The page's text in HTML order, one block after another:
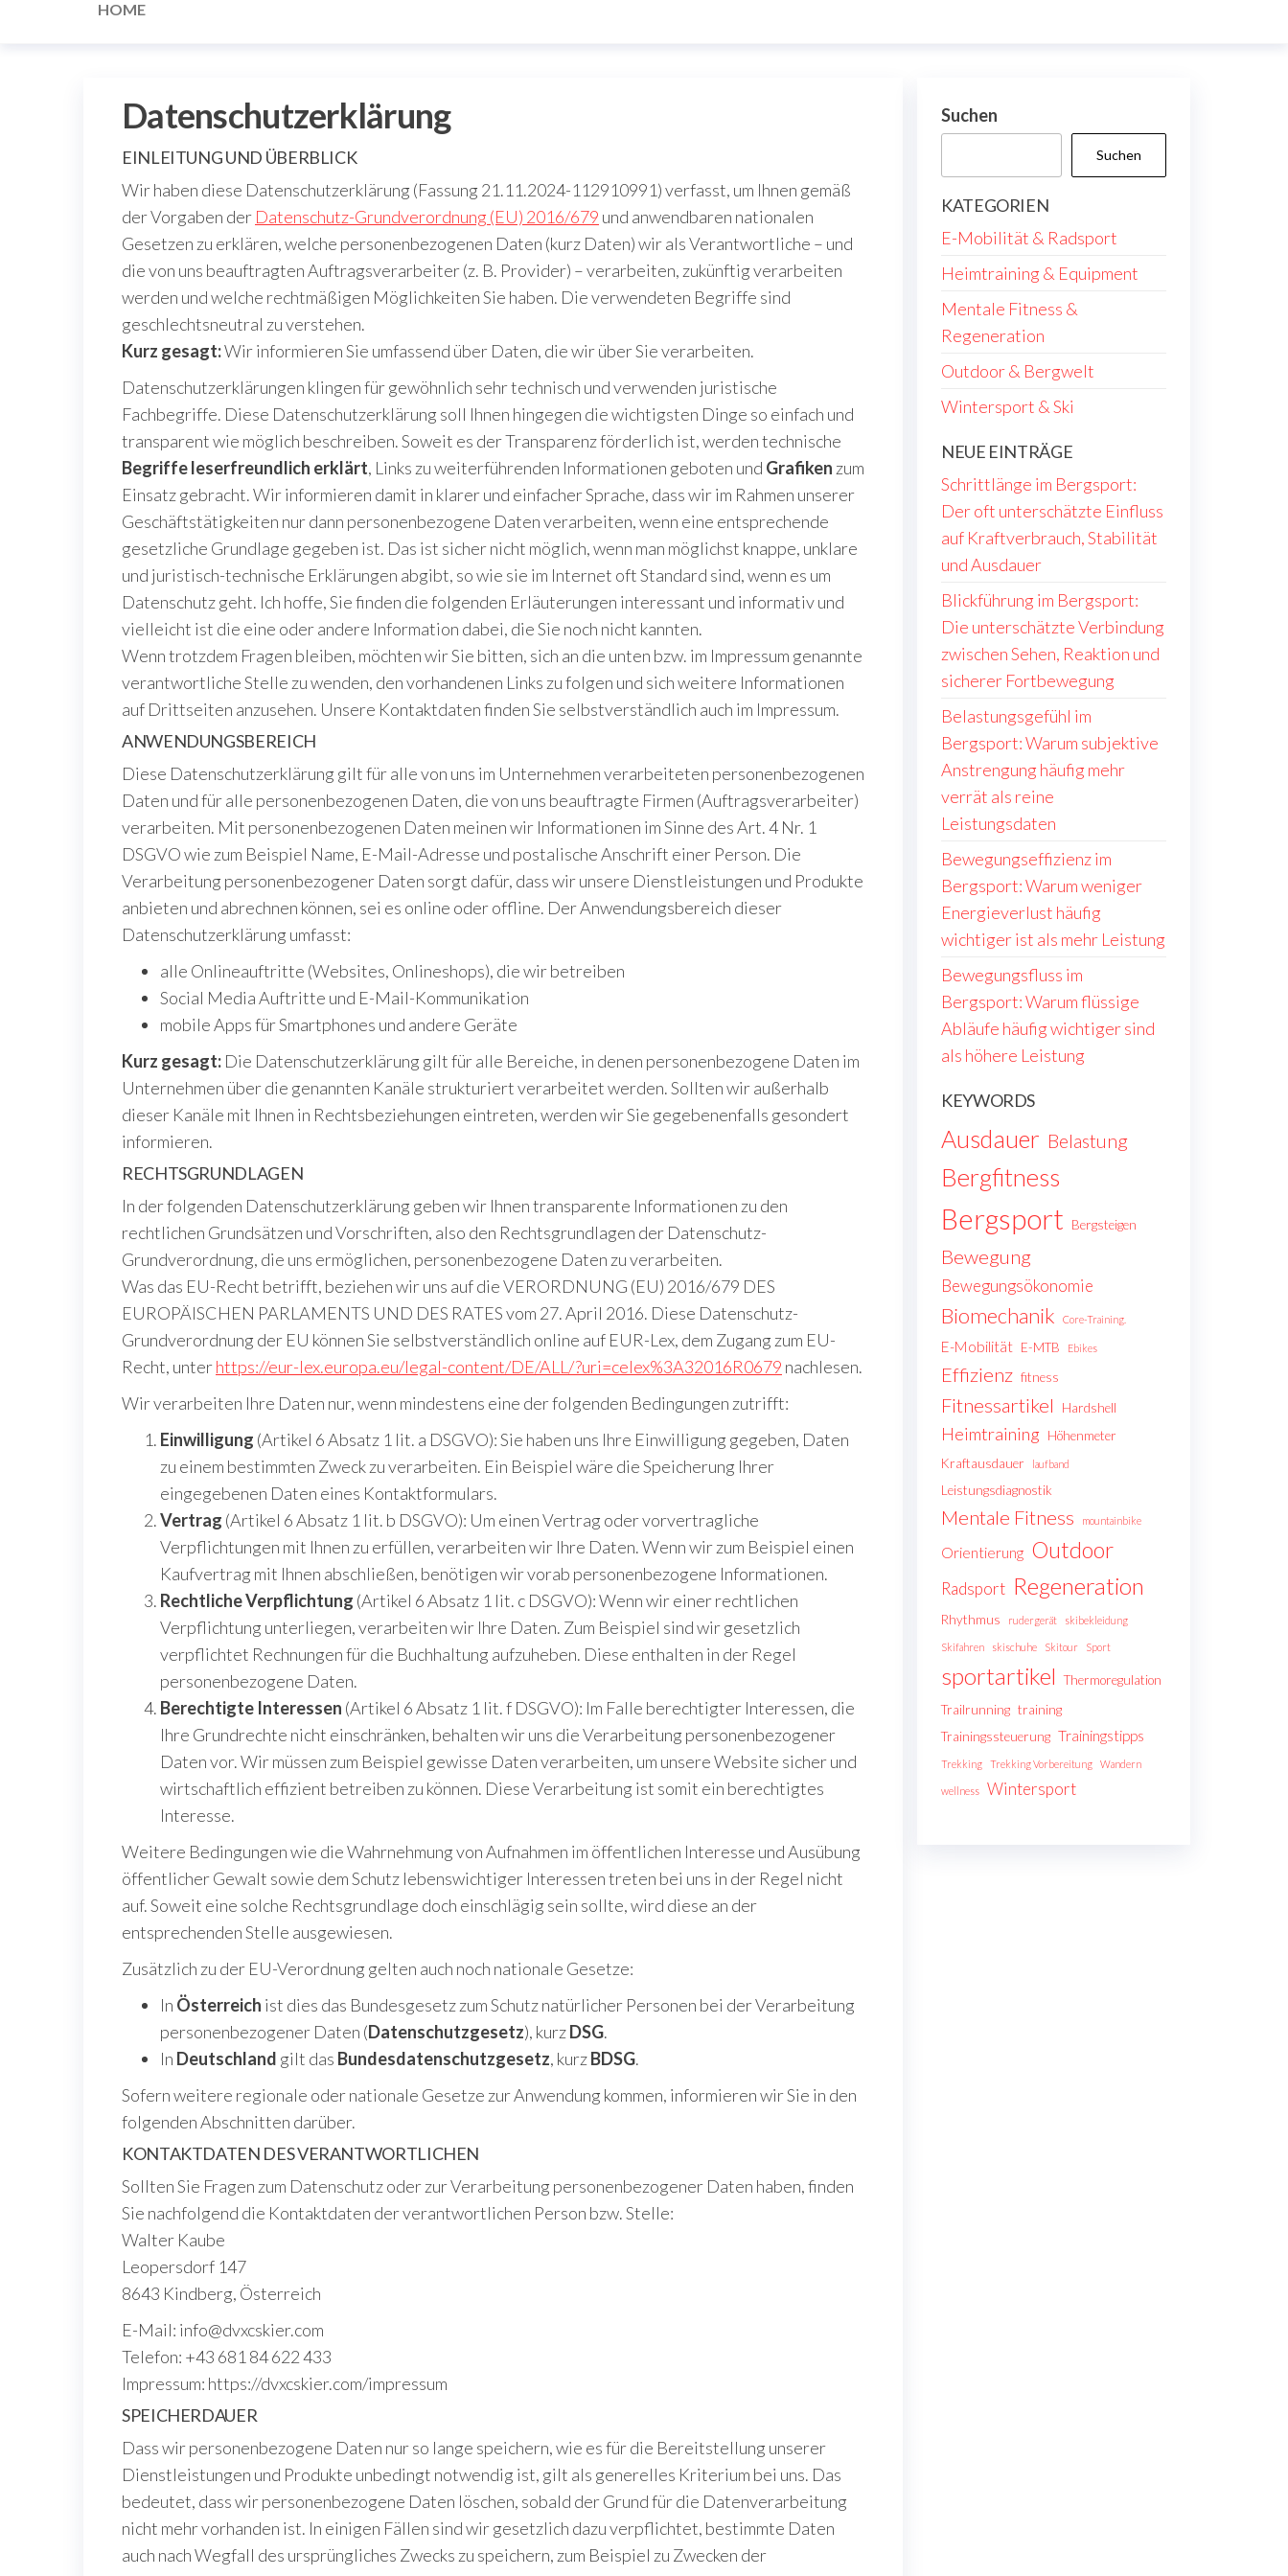
HOME
Datenschutzerklärung
EINLEITUNG UND ÜBERBLICK
Wir haben diese Datenschutzerklärung (Fassung 21.11.2024-112910991) verfasst, um Ihnen gemäß
der Vorgaben der Datenschutz-Grundverordnung (EU) 2016/679 und anwendbaren nationalen
Gesetzen zu erklären, welche personenbezogenen Daten (kurz Daten) wir als Verantwortliche – und
die von uns beauftragten Auftragsverarbeiter (z. B. Provider) – verarbeiten, zukünftig verarbeiten
werden und welche rechtmäßigen Möglichkeiten Sie haben. Die verwendeten Begriffe sind
geschlechtsneutral zu verstehen.
Kurz gesagt:Wir informieren Sie umfassend über Daten, die wir über Sie verarbeiten.
Datenschutzerklärungen klingen für gewöhnlich sehr technisch und verwenden juristische
Fachbegriffe. Diese Datenschutzerklärung soll Ihnen hingegen die wichtigsten Dinge so einfach und
transparent wie möglich beschreiben. Soweit es der Transparenz förderlich ist, werden technische
Begriffe leserfreundlich erklärt, Links zu weiterführenden Informationen geboten und Grafiken zum
Einsatz gebracht. Wir informieren damit in klarer und einfacher Sprache, dass wir im Rahmen unserer
Geschäftstätigkeiten nur dann personenbezogene Daten verarbeiten, wenn eine entsprechende
gesetzliche Grundlage gegeben ist. Das ist sicher nicht möglich, wenn man möglichst knappe, unklare
und juristisch-technische Erklärungen abgibt, so wie sie im Internet oft Standard sind, wenn es um
Datenschutz geht. Ich hoffe, Sie finden die folgenden Erläuterungen interessant und informativ und
vielleicht ist die eine oder andere Information dabei, die Sie noch nicht kannten.
Wenn trotzdem Fragen bleiben, möchten wir Sie bitten, sich an die unten bzw. im Impressum genannte
verantwortliche Stelle zu wenden, den vorhandenen Links zu folgen und sich weitere Informationen
auf Drittseiten anzusehen. Unsere Kontaktdaten finden Sie selbstverständlich auch im Impressum.
ANWENDUNGSBEREICH
Diese Datenschutzerklärung gilt für alle von uns im Unternehmen verarbeiteten personenbezogenen
Daten und für alle personenbezogenen Daten, die von uns beauftragte Firmen (Auftragsverarbeiter)
verarbeiten. Mit personenbezogenen Daten meinen wir Informationen im Sinne des Art. 4 Nr. 1
DSGVO wie zum Beispiel Name, E-Mail-Adresse und postalische Anschrift einer Person. Die
Verarbeitung personenbezogener Daten sorgt dafür, dass wir unsere Dienstleistungen und Produkte
anbieten und abrechnen können, sei es online oder offline. Der Anwendungsbereich dieser
Datenschutzerklärung umfasst:
alle Onlineauftritte (Websites, Onlineshops), die wir betreiben
Social Media Auftritte und E-Mail-Kommunikation
mobile Apps für Smartphones und andere Geräte
Kurz gesagt: Die Datenschutzerklärung gilt für alle Bereiche, in denen personenbezogene Daten im
Unternehmen über die genannten Kanäle strukturiert verarbeitet werden. Sollten wir außerhalb
dieser Kanäle mit Ihnen in Rechtsbeziehungen eintreten, werden wir Sie gegebenenfalls gesondert
informieren.
RECHTSGRUNDLAGEN
In der folgenden Datenschutzerklärung geben wir Ihnen transparente Informationen zu den
rechtlichen Grundsätzen und Vorschriften, also den Rechtsgrundlagen der Datenschutz-
Grundverordnung, die uns ermöglichen, personenbezogene Daten zu verarbeiten.
Was das EU-Recht betrifft, beziehen wir uns auf die VERORDNUNG (EU) 2016/679 DES
EUROPÄISCHEN PARLAMENTS UND DES RATES vom 27. April 2016. Diese Datenschutz-
Grundverordnung der EU können Sie selbstverständlich online auf EUR-Lex, dem Zugang zum EU-
Recht, unterhttps://eur-lex.europa.eu/legal-content/DE/ALL/?uri=celex%3A32016R0679 nachlesen.
Wir verarbeiten Ihre Daten nur, wenn mindestens eine der folgenden Bedingungen zutrifft:
Einwilligung (Artikel 6 Absatz 1 lit. a DSGVO): Sie haben uns Ihre Einwilligung gegeben, Daten
zu einem bestimmten Zweck zu verarbeiten. Ein Beispiel wäre die Speicherung Ihrer
eingegebenen Daten eines Kontaktformulars.
Vertrag (Artikel 6 Absatz 1 lit. b DSGVO): Um einen Vertrag oder vorvertragliche
Verpflichtungen mit Ihnen zu erfüllen, verarbeiten wir Ihre Daten. Wenn wir zum Beispiel einen
Kaufvertrag mit Ihnen abschließen, benötigen wir vorab personenbezogene Informationen.
Rechtliche Verpflichtung (Artikel 6 Absatz 1 lit. c DSGVO): Wenn wir einer rechtlichen
Verpflichtung unterliegen, verarbeiten wir Ihre Daten. Zum Beispiel sind wir gesetzlich
verpflichtet Rechnungen für die Buchhaltung aufzuheben. Diese enthalten in der Regel
personenbezogene Daten.
Berechtigte Interessen (Artikel 6 Absatz 1 lit. f DSGVO): Im Falle berechtigter Interessen, die
Ihre Grundrechte nicht einschränken, behalten wir uns die Verarbeitung personenbezogener
Daten vor. Wir müssen zum Beispiel gewisse Daten verarbeiten, um unsere Website sicher und
wirtschaftlich effizient betreiben zu können. Diese Verarbeitung ist somit ein berechtigtes
Interesse.
Weitere Bedingungen wie die Wahrnehmung von Aufnahmen im öffentlichen Interesse und Ausübung
öffentlicher Gewalt sowie dem Schutz lebenswichtiger Interessen treten bei uns in der Regel nicht
auf. Soweit eine solche Rechtsgrundlage doch einschlägig sein sollte, wird diese an der
entsprechenden Stelle ausgewiesen.
Zusätzlich zu der EU-Verordnung gelten auch noch nationale Gesetze:
In Österreich ist dies das Bundesgesetz zum Schutz natürlicher Personen bei der Verarbeitung
personenbezogener Daten (Datenschutzgesetz), kurzDSG.
In Deutschland gilt das Bundesdatenschutzgesetz, kurzBDSG.
Sofern weitere regionale oder nationale Gesetze zur Anwendung kommen, informieren wir Sie in den
folgenden Abschnitten darüber.
KONTAKTDATEN DES VERANTWORTLICHEN
Sollten Sie Fragen zum Datenschutz oder zur Verarbeitung personenbezogener Daten haben, finden
Sie nachfolgend die Kontaktdaten der verantwortlichen Person bzw. Stelle:
Walter Kaube
Leopersdorf 147
8643 Kindberg, Österreich
E-Mail: info@dvxcskier.com
Telefon: +43 681 84 622 433
Impressum: https://dvxcskier.com/impressum
SPEICHERDAUER
Dass wir personenbezogene Daten nur so lange speichern, wie es für die Bereitstellung unserer
Dienstleistungen und Produkte unbedingt notwendig ist, gilt als generelles Kriterium bei uns. Das
bedeutet, dass wir personenbezogene Daten löschen, sobald der Grund für die Datenverarbeitung
nicht mehr vorhanden ist. In einigen Fällen sind wir gesetzlich dazu verpflichtet, bestimmte Daten
auch nach Wegfall des ursprüngliches Zwecks zu speichern, zum Beispiel zu Zwecken der
Suchen
Suchen
KATEGORIEN
E-Mobilität & Radsport
Heimtraining & Equipment
Mentale Fitness &
Regeneration
Outdoor & Bergwelt
Wintersport & Ski
NEUE EINTRÄGE
Schrittlänge im Bergsport:
Der oft unterschätzte Einfluss
auf Kraftverbrauch, Stabilität
und Ausdauer
Blickführung im Bergsport:
Die unterschätzte Verbindung
zwischen Sehen, Reaktion und
sicherer Fortbewegung
Belastungsgefühl im
Bergsport: Warum subjektive
Anstrengung häufig mehr
verrät als reine
Leistungsdaten
Bewegungseffizienz im
Bergsport: Warum weniger
Energieverlust häufig
wichtiger ist als mehr Leistung
Bewegungsfluss im
Bergsport: Warum flüssige
Abläufe häufig wichtiger sind
als höhere Leistung
KEYWORDS
Ausdauer Belastung
Bergfitness
Bergsport Bergsteigen
Bewegung
Bewegungsökonomie
Biomechanik Core-Training.
E-Mobilität E-MTB Ebikes
Effizienz fitness
Fitnessartikel Hardshell
Heimtraining
Höhenmeter
Kraftausdauer
laufband
Leistungsdiagnostik
Mentale Fitness mountainbike
Orientierung Outdoor
Radsport Regeneration
Rhythmus rudergerät skibekleidung
Skifahren skischuhe Skitour Sport
sportartikel
Thermoregulation
Trailrunning training
Trainingssteuerung Trainingstipps
Trekking Trekking Vorbereitung Wandern
wellness Wintersport